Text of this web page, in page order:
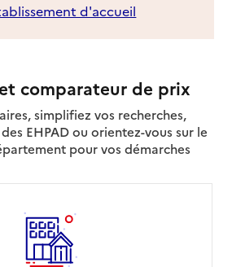
d'accueil
comparateur de prix
simplifiez vos recherches,
EHPAD ou orientez-vous sur le
pour vos démarches